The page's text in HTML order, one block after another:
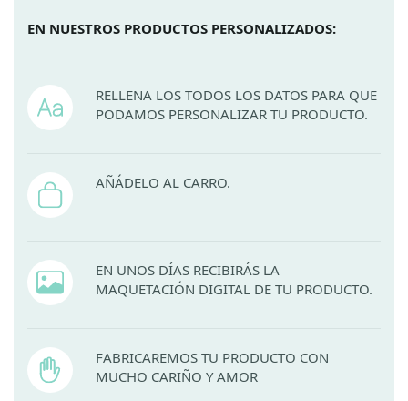
EN NUESTROS PRODUCTOS PERSONALIZADOS:
RELLENA LOS TODOS LOS DATOS PARA QUE
PODAMOS PERSONALIZAR TU PRODUCTO.
AÑÁDELO AL CARRO.
EN UNOS DÍAS RECIBIRÁS LA
MAQUETACIÓN DIGITAL DE TU PRODUCTO.
FABRICAREMOS TU PRODUCTO CON
MUCHO CARIÑO Y AMOR